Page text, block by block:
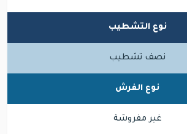
نوع التشطيب
نصف تشطيب
نوع الفرش
غير مفروشة